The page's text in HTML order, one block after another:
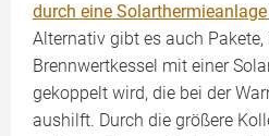
durch eine Solarthermieanlage
Alternativ gibt es auch Pakete,
Brennwertkessel mit einer
gekoppelt wird, die bei der
aushilft. Durch die größere